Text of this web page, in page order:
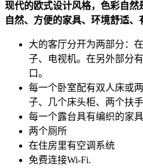
现代的欧式设计风格，色彩自
自然、方便的家具、环境舒适、
大的客厅分开为两部分：
子、电视机。在另外部分
口。
每一个卧室配有双人床或
子、几个床头柜、两个扶
每一个露台具有编织的家具
两个厕所
在住房里有空调系统
免费连接Wi-Fi.